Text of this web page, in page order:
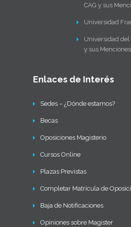
CAG y sus
Universidad
Universidad del
y sus
Enlaces de Interés
Sedes – ¿Dónde estamos?
Becas
Oposiciones Magisterio
Cursos Online
Plazas Previstas
Completar Matrícula de
Baja de Notificaciones
Opiniones sobre Magister